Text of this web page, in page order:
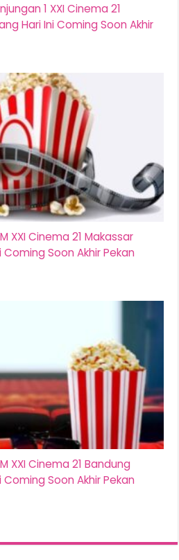
1 XXI Cinema 21
Hari Ini Coming Soon Akhir
XXI Cinema 21 Makassar
Soon Akhir Pekan
XXI Cinema 21 Bandung
Soon Akhir Pekan